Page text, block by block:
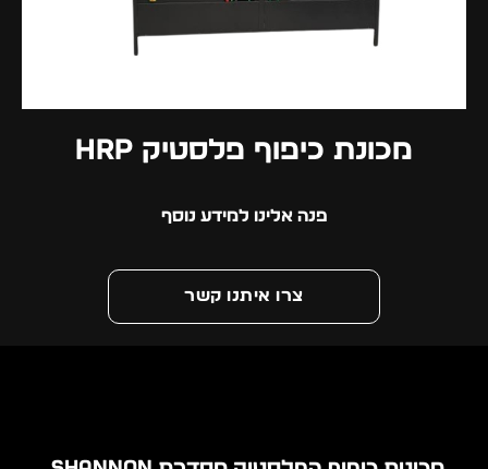
מכונת כיפוף פלסטיק HRP
פנה אלינו למידע נוסף
צרו איתנו קשר